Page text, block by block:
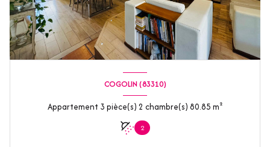
COGOLIN (83310)
Appartement 3 pièce(s) 2 chambre(s) 80.85 m²
2